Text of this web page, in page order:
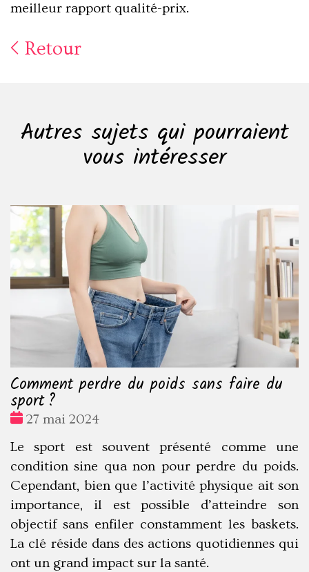
meilleur rapport qualité-prix.
Retour
Autres sujets qui pourraient
vous intéresser
Comment perdre du poids sans faire du
sport ?
Date
27 mai 2024
Le sport est souvent présenté comme une
condition sine qua non pour perdre du poids.
Cependant, bien que l’activité physique ait son
importance, il est possible d’atteindre son
objectif sans enfiler constamment les baskets.
La clé réside dans des actions quotidiennes qui
ont un grand impact sur la santé.